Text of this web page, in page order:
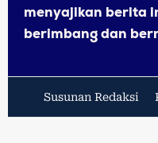
menyajikan berita
berimbang dan
Susunan Redaksi